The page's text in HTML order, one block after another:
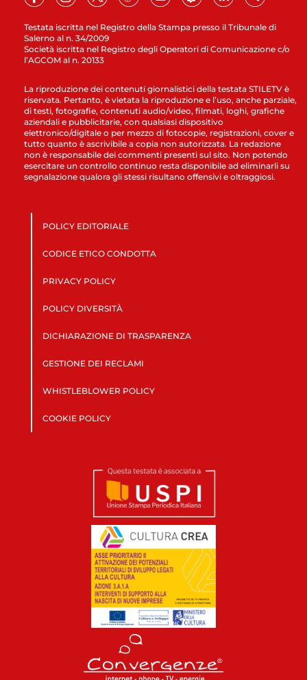
Testata iscritta nel Registro della Stampa presso il Tribunale di
Salerno al n. 34/2009
Società iscritta nel Registro degli Operatori di Comunicazione c/o
l’AGCOM al n. 20133
La riproduzione dei contenuti giornalistici della testata STILETV è
riservata. Pertanto, è vietata la riproduzione e l’uso, anche parziale,
di testi, fotografie, contenuti audio/video, filmati, loghi, grafiche
aziendali e pubblicitarie, con qualsiasi dispositivo
elettronico/digitale o per mezzo di fotocopie, registrazioni, cover e
tutto quanto è ascrivibile a copia non autorizzata. La redazione
non è responsabile dei commenti presenti sul sito. Non potendo
esercitare un controllo continuo resta disponibile ad eliminarli su
segnalazione qualora gli stessi risultano offensivi e oltraggiosi.
POLICY EDITORIALE
CODICE ETICO CONDOTTA
PRIVACY POLICY
POLICY DIVERSITÀ
DICHIARAZIONE DI TRASPARENZA
GESTIONE DEI RECLAMI
WHISTLEBLOWER POLICY
COOKIE POLICY